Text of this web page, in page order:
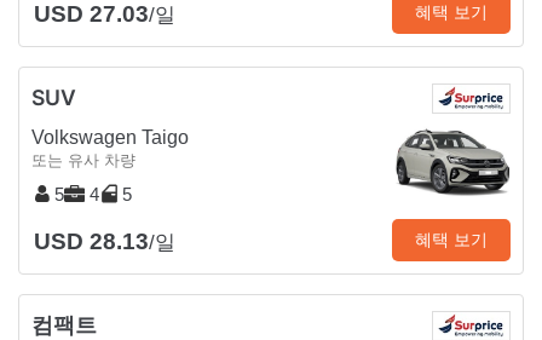
USD 27.03/일 혜택 보기
SUV
Volkswagen Taigo
또는 유사 차량
5 4 5
USD 28.13/일 혜택 보기
컴팩트